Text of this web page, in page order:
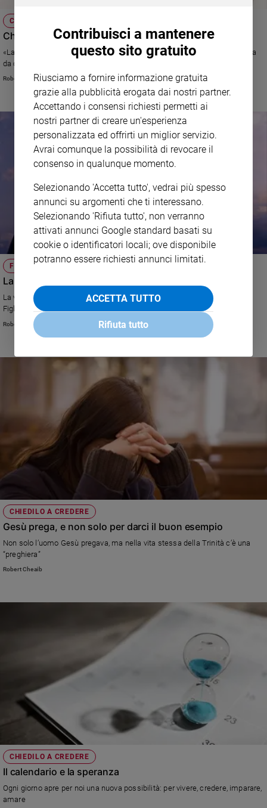
CHIEDILO A CREDERE
Chiamati a entrare nella preghiera di Dio!
«La Trinità: ecco il nostro restare, la nostra dimora, la nostra casa paterna
da cui non allontanarci mai»
Robert Cheaib
FEDE E SPIRITUALITÀ
La preghiera di Dio
La vita di Dio è costituita dal dialogo d’amore permanente tra il Padre e il
Figlio nello Spirito Santo. Leggi la riflessione del teologo
Robert Cheaib
CHIEDILO A CREDERE
Gesù prega, e non solo per darci il buon esempio
Non solo l’uomo Gesù pregava, ma nella vita stessa della Trinità c’è una
“preghiera”
Robert Cheaib
CHIEDILO A CREDERE
Il calendario e la speranza
Ogni giorno apre per noi una nuova possibilità: per vivere, credere, imparare,
amare
Contribuisci a mantenere
questo sito gratuito
Riusciamo a fornire informazione gratuita
grazie alla pubblicità erogata dai nostri partner.
Accettando i consensi richiesti permetti ai
nostri partner di creare un'esperienza
personalizzata ed offrirti un miglior servizio.
Avrai comunque la possibilità di revocare il
consenso in qualunque momento.
Selezionando 'Accetta tutto', vedrai più spesso
annunci su argomenti che ti interessano.
Selezionando 'Rifiuta tutto', non verranno
attivati annunci Google standard basati su
cookie o identificatori locali; ove disponibile
potranno essere richiesti annunci limitati.
ACCETTA TUTTO
Rifiuta tutto